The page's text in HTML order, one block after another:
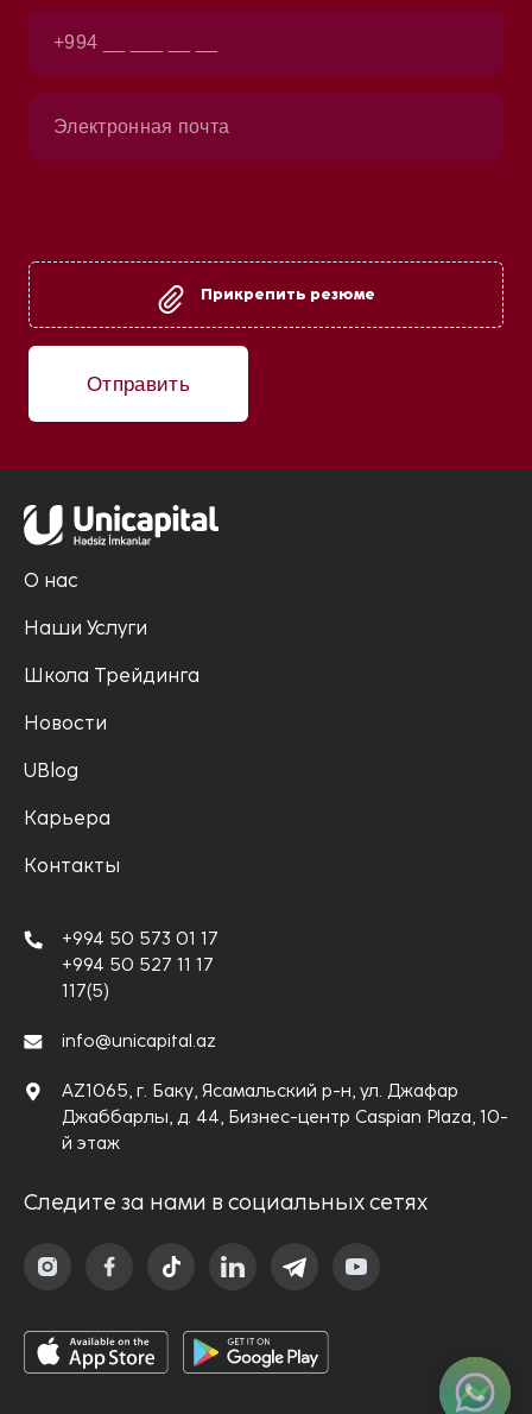
Прикрепить резюме
Отправить
О нас
Наши Услуги
Школа Трейдинга
Новости
UBlog
Карьера
Контакты
+994 50 573 01 17
+994 50 527 11 17
117(5)
info@unicapital.az
AZ1065, г. Баку, Ясамальский р-н, ул. Джафар
Джаббарлы, д. 44, Бизнес-центр Caspian Plaza, 10-
й этаж
Следите за нами в социальных сетях